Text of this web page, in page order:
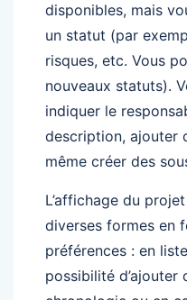
disponibles, mais
un statut (par
risques, etc. Vous
nouveaux statuts).
indiquer le
description, ajouter
même créer des
L’affichage du
diverses formes en
préférences : en
possibilité d’ajouter